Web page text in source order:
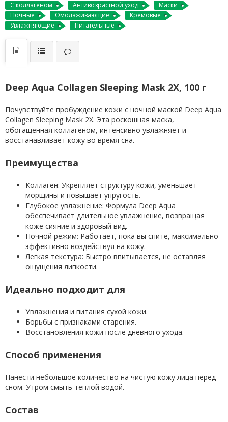
С коллагеном
Антивозрастной уход
Маски
Ночные
Омолаживающие
Кремовые
Увлажняющие
Питательные
Deep Aqua Collagen Sleeping Mask 2X, 100 г
Почувствуйте пробуждение кожи с ночной маской Deep Aqua
Collagen Sleeping Mask 2X. Эта роскошная маска,
обогащенная коллагеном, интенсивно увлажняет и
восстанавливает кожу во время сна.
Преимущества
Коллаген: Укрепляет структуру кожи, уменьшает
морщины и повышает упругость.
Глубокое увлажнение: Формула Deep Aqua
обеспечивает длительное увлажнение, возвращая
коже сияние и здоровый вид.
Ночной режим: Работает, пока вы спите, максимально
эффективно воздействуя на кожу.
Легкая текстура: Быстро впитывается, не оставляя
ощущения липкости.
Идеально подходит для
Увлажнения и питания сухой кожи.
Борьбы с признаками старения.
Восстановления кожи после дневного ухода.
Способ применения
Нанести небольшое количество на чистую кожу лица перед
сном. Утром смыть теплой водой.
Состав